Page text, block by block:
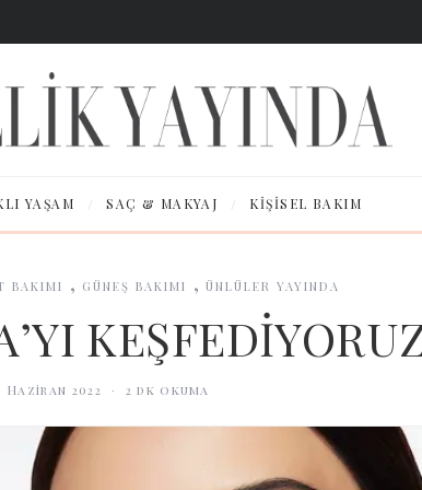
YAŞAM / SAÇ & MAKYAJ / KIŞISEL BAKIM
BAKIMI , GÜNEŞ BAKIMI , ÜNLÜLER YAYINDA
Haziran 2022 · 2 dk okuma